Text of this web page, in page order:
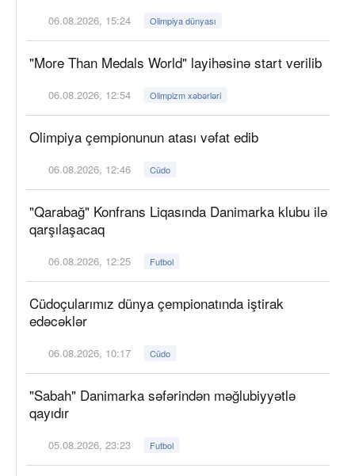
06.08.2026, 15:24 Olimpiya dünyası
"More Than Medals World" layihəsinə start verilib
06.08.2026, 12:54 Olimpizm xəbərləri
Olimpiya çempionunun atası vəfat edib
06.08.2026, 12:46 Cüdo
"Qarabağ" Konfrans Liqasında Danimarka klubu ilə
qarşılaşacaq
06.08.2026, 12:25 Futbol
Cüdoçularımız dünya çempionatında iştirak
edəcəklər
06.08.2026, 10:17 Cüdo
"Sabah" Danimarka səfərindən məğlubiyyətlə
qayıdır
05.08.2026, 23:23 Futbol